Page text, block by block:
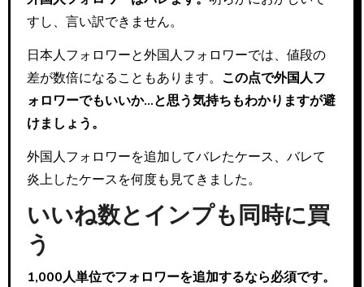
すし、言い訳できません。
日本人フォロワーと外国人フォロワーでは、値段の
差が数倍になることもあります。 この点で外国人フ
ォロワーでもいいか…と思う気持ちもわかりますが避
けましょう。
外国人フォロワーを追加してバレたケース、バレて
炎上したケースを何度も見てきました。
いいね数とインプも同時に買
う
1,000人単位でフォロワーを追加するなら必須です。